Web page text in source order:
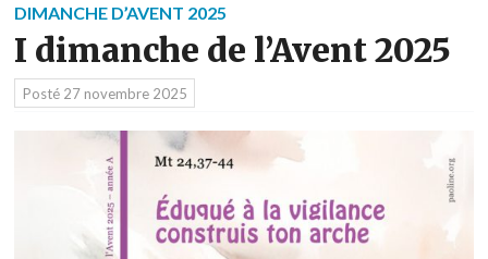
News
Ressources
DIMANCHE D’AVENT 2025
I dimanche de l’Avent 2025
Posté 27 novembre 2025